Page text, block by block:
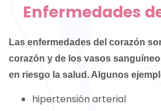
Enfermedades
Las enfermedades del corazón
corazón y de los vasos
en riesgo la salud. Algunos
hipertensión arterial